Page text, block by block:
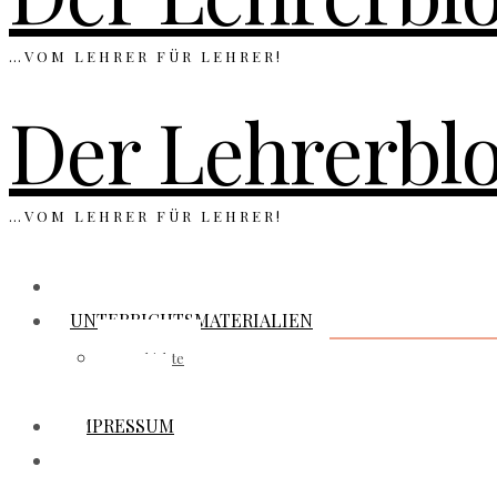
…VOM LEHRER FÜR LEHRER!
Der
…VOM LEHRER FÜR LEHRER!
UNTERRICHTSMATERIALIEN
Geschichte
IMPRESSUM